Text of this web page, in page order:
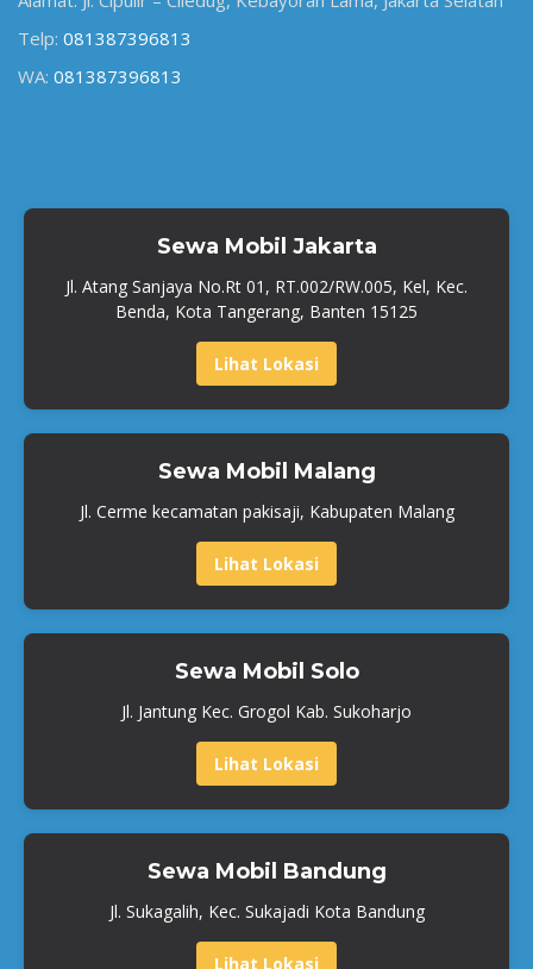
Telp: 081387396813
WA: 081387396813
Sewa Mobil Jakarta
Jl. Atang Sanjaya No.Rt 01, RT.002/RW.005, Kel, Kec.
Benda, Kota Tangerang, Banten 15125
Lihat Lokasi
Sewa Mobil Malang
Jl. Cerme kecamatan pakisaji, Kabupaten Malang
Lihat Lokasi
Sewa Mobil Solo
Jl. Jantung Kec. Grogol Kab. Sukoharjo
Lihat Lokasi
Sewa Mobil Bandung
Jl. Sukagalih, Kec. Sukajadi Kota Bandung
Lihat Lokasi